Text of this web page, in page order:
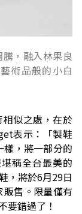
，融入林果良
術品般的小白
似之處，在於
表示：「製鞋
，將一部分的
稱全台最美的
，將於6月29日
販售。限量僅有
要錯過了！